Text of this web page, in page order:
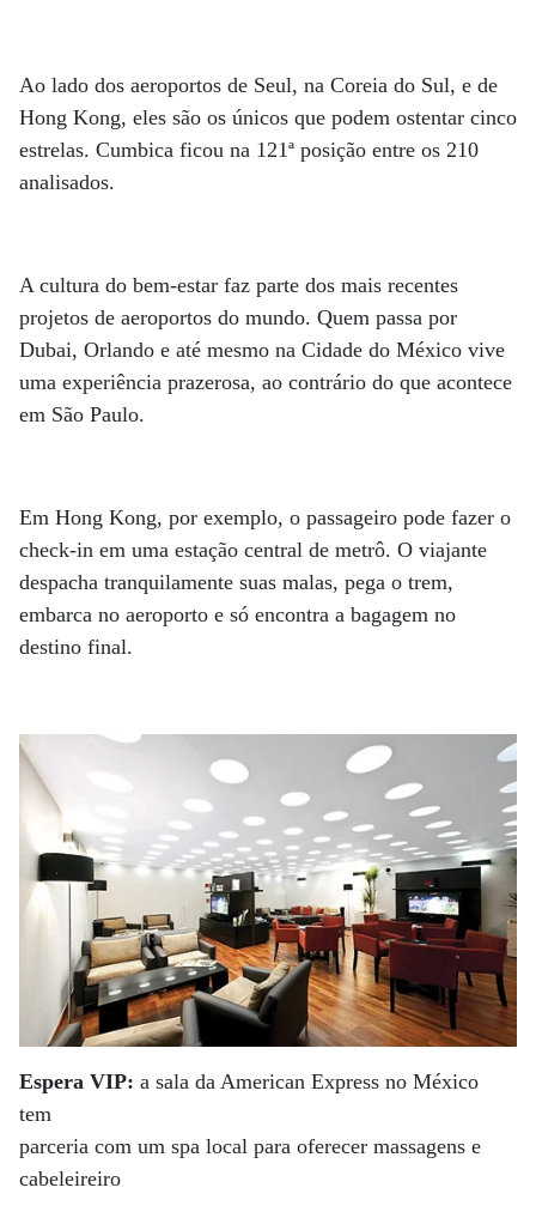
Ao lado dos aeroportos de Seul, na Coreia do Sul, e de
Hong Kong, eles são os únicos que podem ostentar cinco
estrelas. Cumbica ficou na 121ª posição entre os 210
analisados.
A cultura do bem-estar faz parte dos mais recentes
projetos de aeroportos do mundo. Quem passa por
Dubai, Orlando e até mesmo na Cidade do México vive
uma experiência prazerosa, ao contrário do que acontece
em São Paulo.
Em Hong Kong, por exemplo, o passageiro pode fazer o
check-in em uma estação central de metrô. O viajante
despacha tranquilamente suas malas, pega o trem,
embarca no aeroporto e só encontra a bagagem no
destino final.
Espera VIP: a sala da American Express no México
tem
parceria com um spa local para oferecer massagens e
cabeleireiro